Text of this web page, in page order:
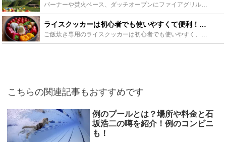
バーナーや焚火ベース、ダッチオーブンにファイアグリルなど、アウトドア用品総合メーカーとして人気の高いユニフレーム。特に注目なのは実用性と独自の発想から生み出されたテント。REVOルーム4プラスやSO...
ライスクッカーは初心者でも使いやすくて便利！炊き方やおすすめ15選をご紹介！ - Leisurego(レジャーゴー)
ご飯炊き専用のライスクッカーは初心者でも使いやすく、場合によっては家庭の炊飯器よりも美味しくご飯が炊けて人気です。アウトドアで食べたい時に温かいご飯が美味しく炊ける、ライスクッカーの炊き方やおすすめ...
こちらの関連記事もおすすめです
例のプールとは？場所や料金と石
坂浩二の噂を紹介！例のコンビニ
も！